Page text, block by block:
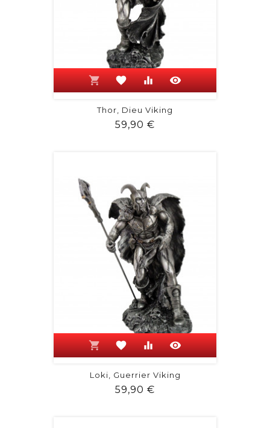
shopping_cart favorite equalizer visibility
Thor, Dieu Viking
59,90 €
shopping_cart favorite equalizer visibility
Loki, Guerrier Viking
59,90 €